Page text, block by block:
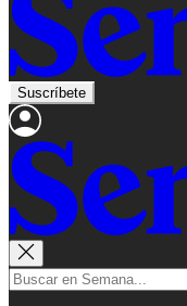
Suscríbete